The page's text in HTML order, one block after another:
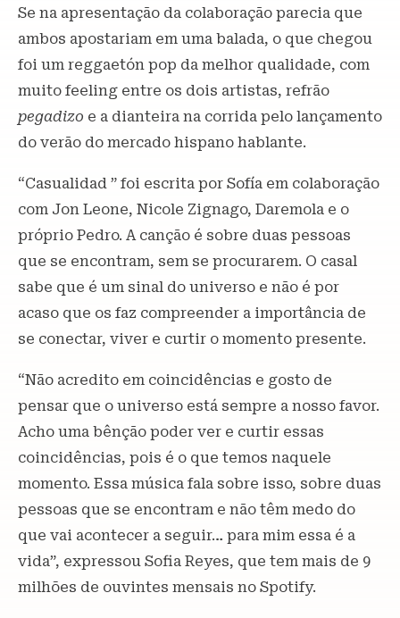
Se na apresentação da colaboração parecia que
ambos apostariam em uma balada, o que chegou
foi um reggaetón pop da melhor qualidade, com
muito feeling entre os dois artistas, refrão
pegadizo e a dianteira na corrida pelo lançamento
do verão do mercado hispano hablante.
“Casualidad ” foi escrita por Sofía em colaboração
com Jon Leone, Nicole Zignago, Daremola e o
próprio Pedro. A canção é sobre duas pessoas
que se encontram, sem se procurarem. O casal
sabe que é um sinal do universo e não é por
acaso que os faz compreender a importância de
se conectar, viver e curtir o momento presente.
“Não acredito em coincidências e gosto de
pensar que o universo está sempre a nosso favor.
Acho uma bênção poder ver e curtir essas
coincidências, pois é o que temos naquele
momento. Essa música fala sobre isso, sobre duas
pessoas que se encontram e não têm medo do
que vai acontecer a seguir… para mim essa é a
vida”, expressou Sofia Reyes, que tem mais de 9
milhões de ouvintes mensais no Spotify.